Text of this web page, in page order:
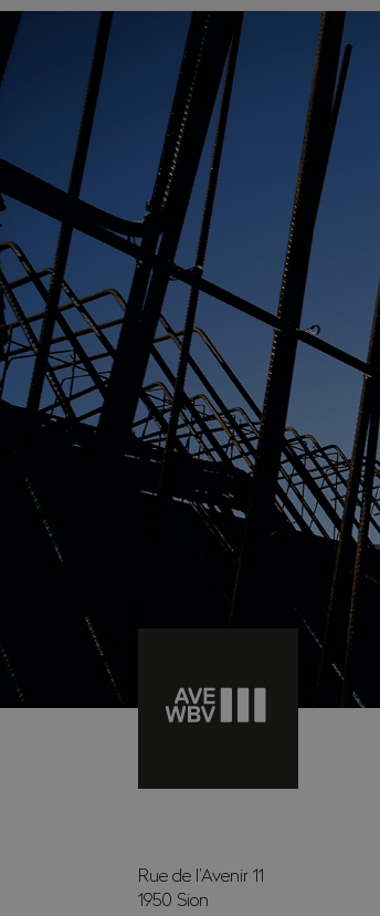
Rue de l’Avenir 11
1950 Sion